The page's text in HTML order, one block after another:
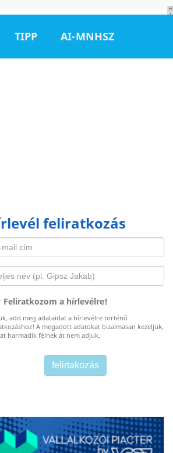
H
I
TIPP AI-MNHSZ
feliratkozás
Feliratkozom a hírlevélre!
add meg adataidat a hírlevélre történő
A megadott adatokat bizalmasan kezeljük,
harmadik félnek át nem adjuk.